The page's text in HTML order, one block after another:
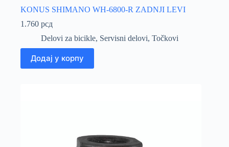
KONUS SHIMANO WH-6800-R ZADNJI LEVI
1.760 рсд
Delovi za bicikle, Servisni delovi, Točkovi
Додај у корпу